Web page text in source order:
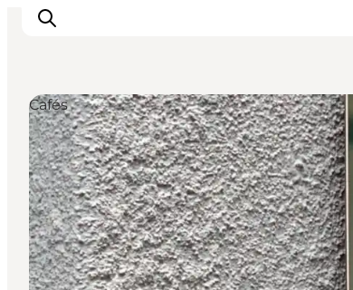
Inspiration
Regionen
Erlebnisse
Unterkünfte
Reiseplanung
Cafés